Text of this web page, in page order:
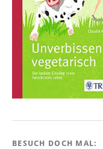
BESUCH DOCH MAL: